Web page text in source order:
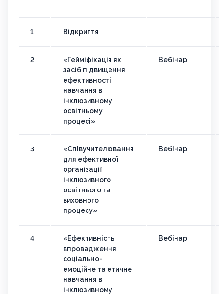
1 Відкриття
2
«Гейміфікація як
засіб підвищення
ефективності
навчання в
інклюзивному
освітньому
процесі»
Вебінар
3
«Співучителювання
для ефективної
організації
інклюзивного
освітнього та
виховного
процесу»
Вебінар
4
«Ефективність
впровадження
соціально-
емоційне та етичне
навчання в
інклюзивному
Вебінар